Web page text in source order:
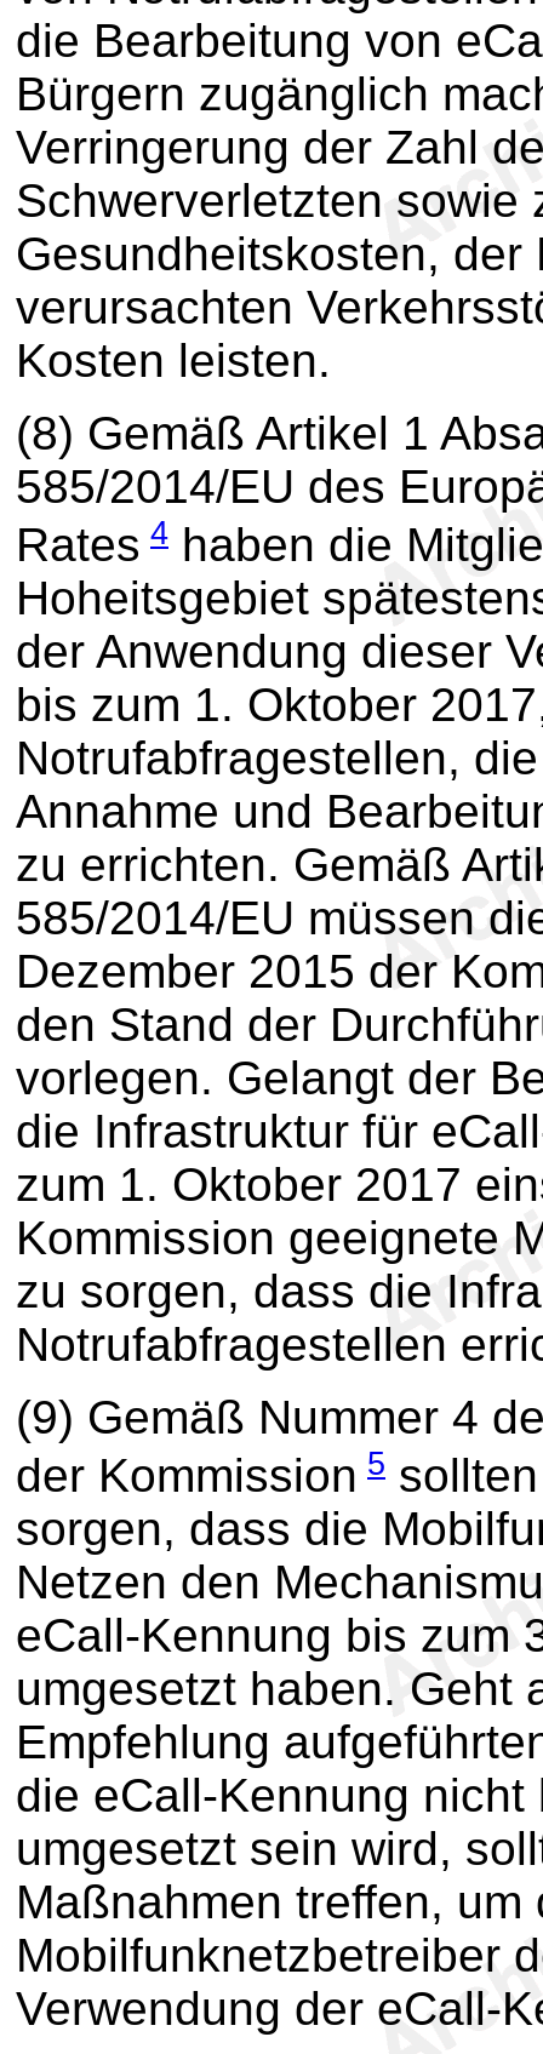
die Bearbeitung von
Bürgern zugänglich
Verringerung der Zahl
Schwerverletzten sowie
Gesundheitskosten,
verursachten
Kosten leisten.
(8) Gemäß Artikel 1
585/2014/EU des
Rates 4 haben die
Hoheitsgebiet
der Anwendung dieser
bis zum 1. Oktober
Notrufabfragestellen,
Annahme und
zu errichten. Gemäß
585/2014/EU müssen
Dezember 2015 der
den Stand der
vorlegen. Gelangt der
die Infrastruktur für
zum 1. Oktober 2017
Kommission geeignete
zu sorgen, dass die
Notrufabfragestellen
(9) Gemäß Nummer 4
der Kommission 5
sorgen, dass die
Netzen den
eCall-Kennung bis zum
umgesetzt haben. Geht
Empfehlung
die eCall-Kennung
umgesetzt sein wird,
Maßnahmen treffen,
Mobilfunknetzbetreiber
Verwendung der eCall-